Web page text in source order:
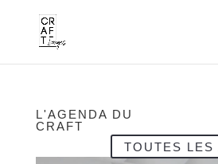
L'AGENDA DU
CRAFT
TOUTES LES